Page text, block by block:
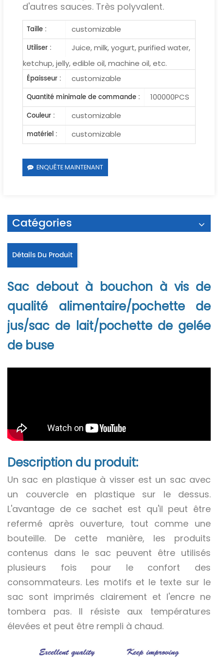
d'autres sauces. Très polyvalent.
Taille :
customizable
Utiliser :
Juice, milk, yogurt, purified water,
ketchup, jelly, edible oil, machine oil, etc.
Épaisseur :
customizable
Quantité minimale de commande :
100000PCS
Couleur :
customizable
matériel :
customizable
ENQUÊTE MAINTENANT
Catégories
Détails Du Produit
Sac debout à bouchon à vis de
qualité alimentaire/pochette de
jus/sac de lait/pochette de gelée
de buse
Description du produit:
Un sac en plastique à visser est un sac avec
un couvercle en plastique sur le dessus.
L'avantage de ce sachet est qu'il peut être
refermé après ouverture, tout comme une
bouteille. De cette manière, les produits
contenus dans le sac peuvent être utilisés
plusieurs fois pour le confort des
consommateurs. Les motifs et le texte sur le
sac sont imprimés clairement et l'encre ne
tombera pas. Il résiste aux températures
élevées et peut être rempli à chaud.